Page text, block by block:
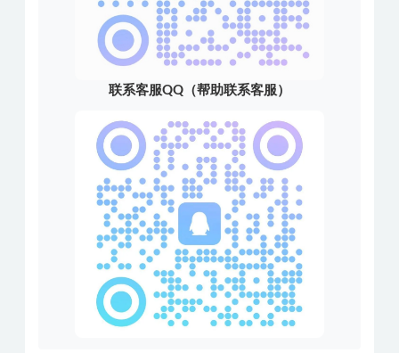
联系客服QQ（帮助联系客服）